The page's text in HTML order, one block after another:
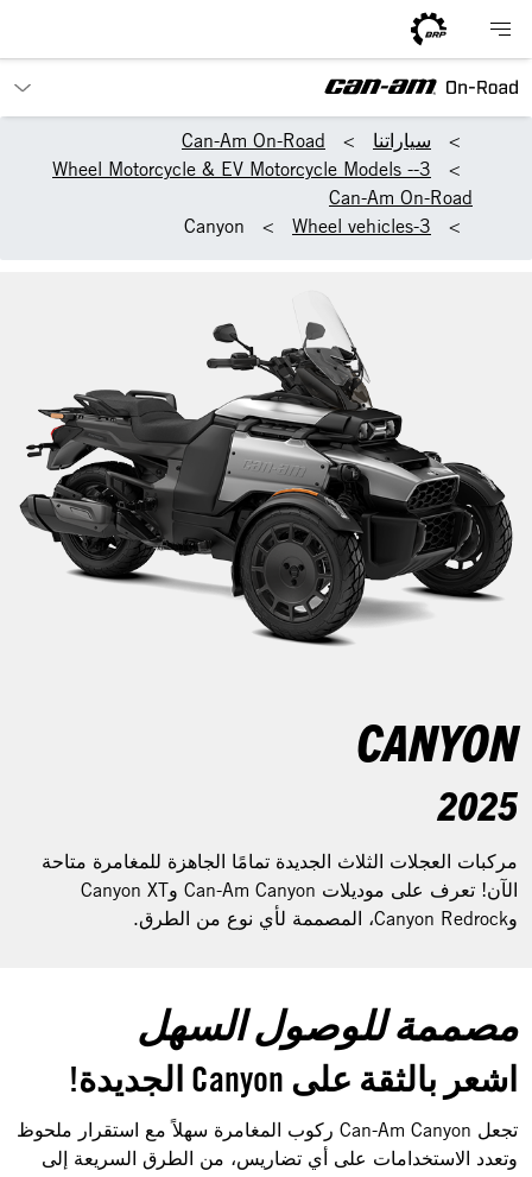
سياراتنا
Can-Am On-Road
3-Wheel Motorcycle & EV Motorcycle Models -
Can-Am On-Road
3-Wheel vehicles
Canyon
CANYON
2025
مركبات العجلات الثلاث الجديدة تمامًا الجاهزة للمغامرة متاحة
الآن! تعرف على موديلات Can-Am Canyon وCanyon XT
وCanyon Redrock، المصممة لأي نوع من الطرق.
مصممة للوصول السهل
اشعر بالثقة على Canyon الجديدة!
تجعل Can-Am Canyon ركوب المغامرة سهلاً مع استقرار ملحوظ
وتعدد الاستخدامات على أي تضاريس، من الطرق السريعة إلى